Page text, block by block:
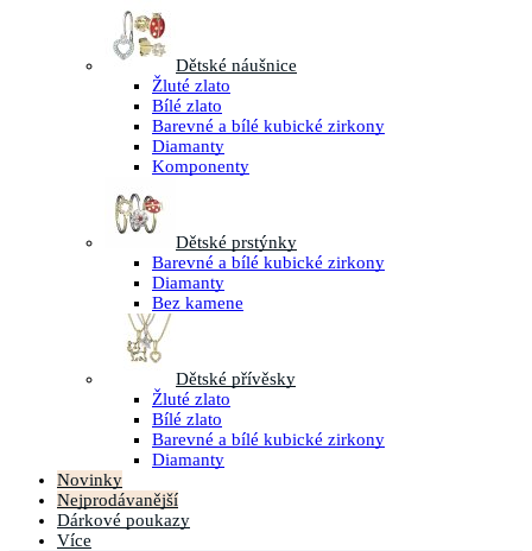
Dětské náušnice
Žluté zlato
Bílé zlato
Barevné a bílé kubické zirkony
Diamanty
Komponenty
Dětské prstýnky
Barevné a bílé kubické zirkony
Diamanty
Bez kamene
Dětské přívěsky
Žluté zlato
Bílé zlato
Barevné a bílé kubické zirkony
Diamanty
Novinky
Nejprodávanější
Dárkové poukazy
Více